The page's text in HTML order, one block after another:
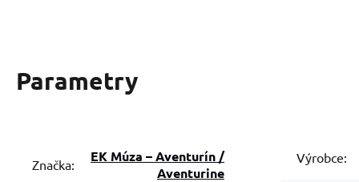
Parametry
Značka:
EK Múza – Aventurín /
Aventurine
Výrobce: